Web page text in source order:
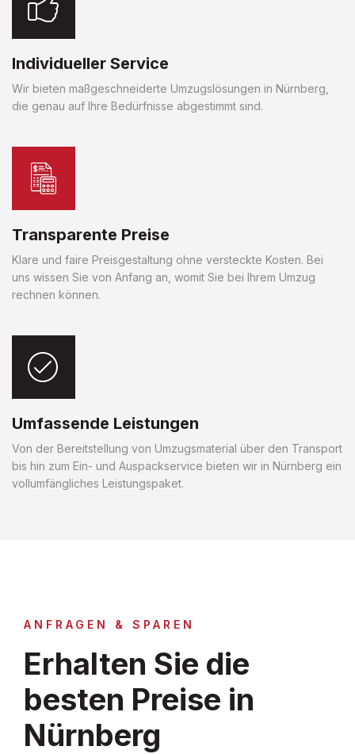
Individueller Service
Wir bieten maßgeschneiderte Umzugslösungen in Nürnberg,
die genau auf Ihre Bedürfnisse abgestimmt sind.
Transparente Preise
Klare und faire Preisgestaltung ohne versteckte Kosten. Bei
uns wissen Sie von Anfang an, womit Sie bei Ihrem Umzug
rechnen können.
Umfassende Leistungen
Von der Bereitstellung von Umzugsmaterial über den Transport
bis hin zum Ein- und Auspackservice bieten wir in Nürnberg ein
vollumfängliches Leistungspaket.
ANFRAGEN & SPAREN
Erhalten Sie die
besten Preise in
Nürnberg